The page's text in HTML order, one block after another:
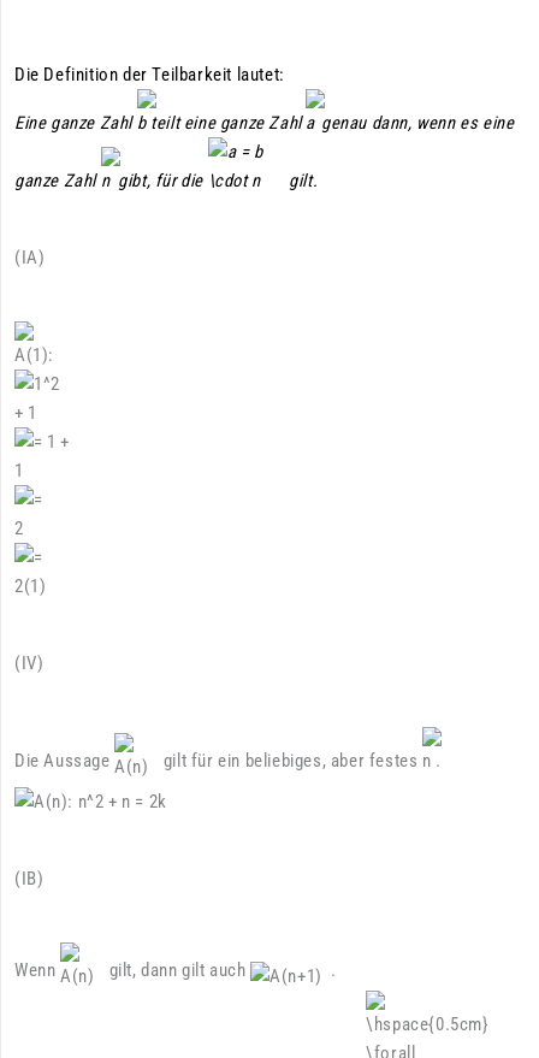
Die Definition der Teilbarkeit lautet:
Eine ganze Zahl teilt eine ganze Zahl genau dann, wenn es eine
ganze Zahl gibt, für die gilt.
(IA)
(IV)
Die Aussage gilt für ein beliebiges, aber festes .
(IB)
Wenn gilt, dann gilt auch .